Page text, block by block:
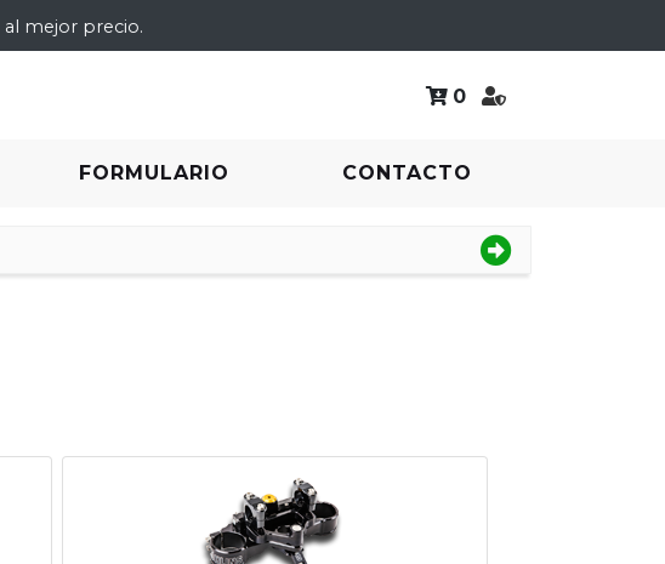
al mejor precio.
0
FORMULARIO CONTACTO